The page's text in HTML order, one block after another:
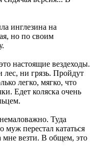
инглезина на
но по своим
настоящие вездеходы.
ни грязь. Пройдут
легко, мягко, что
Едет коляска очень
Туда
муж перестал кататься
мне везти. В общем, это